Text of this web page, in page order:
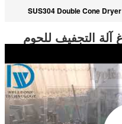
SUS304 Double Cone Dryer